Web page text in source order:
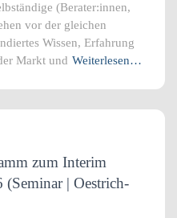
(Berater:innen,
vor der gleichen
Wissen, Erfahrung
Markt und Weiterlesen…
zum Interim
| Oestrich-